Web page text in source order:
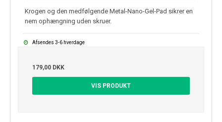
Krogen og den medfølgende Metal-Nano-Gel-Pad sikrer en
nem ophængning uden skruer.
Afsendes 3-6 hverdage
179,00 DKK
VIS PRODUKT